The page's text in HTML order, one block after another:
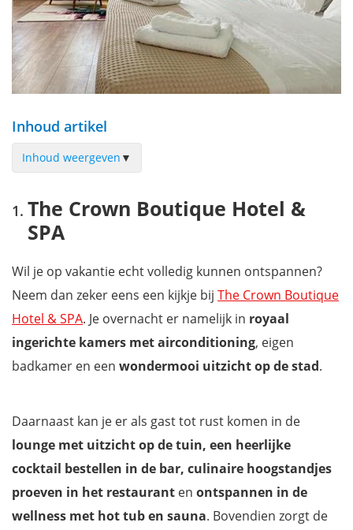
Inhoud artikel
Inhoud weergeven ▼
Ginger Home Tirana
Urban Rooms
Hotel Europa
Lot Boutique Hotel by Hotels and Preference
Retreat Apartments
TAM Myslym Shyri Lux Studio Apartment No.1
Mis niets tijdens je bezoek aan Albanië met onze reisgids
The Crown Boutique Hotel &
SPA
Wil je op vakantie echt volledig kunnen ontspannen?
Neem dan zeker eens een kijkje bij The Crown Boutique
Hotel & SPA. Je overnacht er namelijk in royaal
ingerichte kamers met airconditioning, eigen
badkamer en een wondermooi uitzicht op de stad.
Daarnaast kan je er als gast tot rust komen in de
lounge met uitzicht op de tuin, een heerlijke
cocktail bestellen in de bar, culinaire hoogstandjes
proeven in het restaurant en ontspannen in de
wellness met hot tuben sauna. Bovendien zorgt de